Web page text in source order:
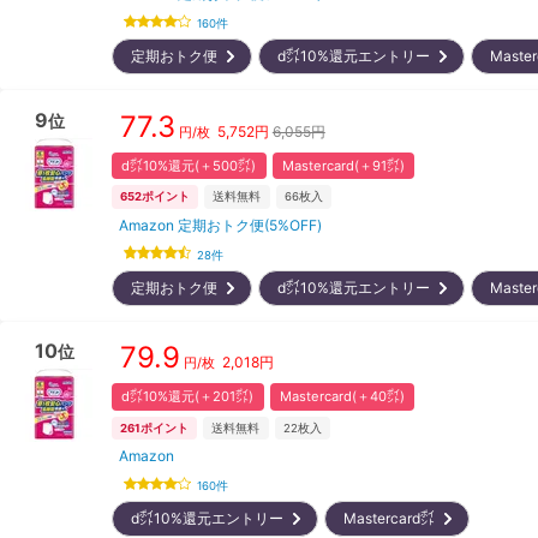
160件
定期おトク便 d㌽10%還元エントリー
9位 77.3 円/枚 5,752円 6,055円
d㌽10%還元(＋500㌽) Mastercard(＋91㌽)
652ポイント 送料無料 66枚入
Amazon 定期おトク便(5%OFF)
28件
定期おトク便 d㌽10%還元エントリー
10位 79.9 円/枚 2,018円
d㌽10%還元(＋201㌽) Mastercard(＋40㌽)
261ポイント 送料無料 22枚入
Amazon
160件
d㌽10%還元エントリー Mastercard㌽